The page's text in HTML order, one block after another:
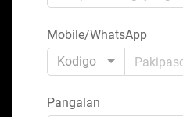
Mobile/WhatsApp
Kodigo
Pangalan